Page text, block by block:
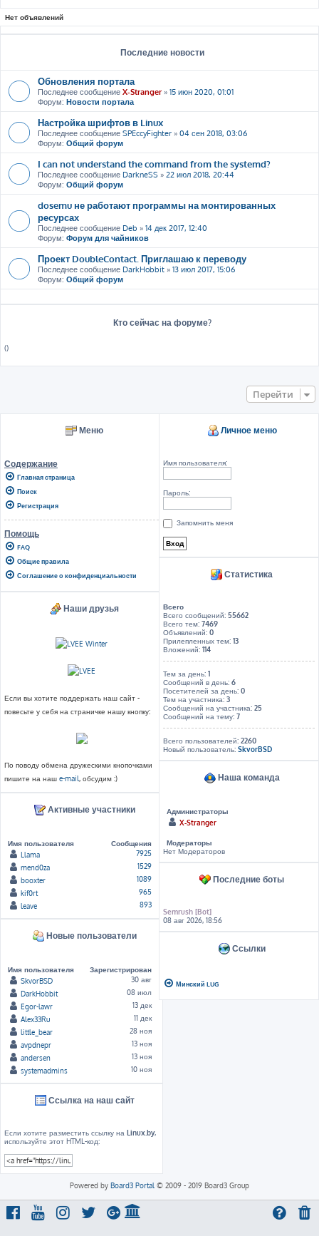
Нет объявлений
Последние новости
Обновления портала
Последнее сообщение X-Stranger» 15 июн 2020, 01:01
Форум: Новости портала
Настройка шрифтов в Linux
Последнее сообщение SPEccyFighter » 04 сен 2018, 03:06
Форум: Общий форум
I can not understand the command from the systemd?
Последнее сообщение DarkneSS » 22 июл 2018, 20:44
Форум: Общий форум
dosemu не работают программы на монтированных
ресурсах
Последнее сообщение Deb » 14 дек 2017, 12:40
Форум: Форум для чайников
Проект DoubleContact. Приглашаю к переводу
Последнее сообщение DarkHobbit » 13 июл 2017, 15:06
Форум: Общий форум
Кто сейчас на форуме?
()
Перейти
Меню
Содержание
Главная страница
Поиск
Регистрация
Помощь
FAQ
Общие правила
Соглашение о конфиденциальности
Наши друзья
Если вы хотите поддержать наш сайт -
повесьте у себя на страничке нашу кнопку:
По поводу обмена дружескими кнопочками
пишите на наш e-mail, обсудим :)
Активные участники
Имя пользователя
Сообщения
Llama
7925
mend0za
1529
booxter
1089
kif0rt
965
leave
893
Новые пользователи
Имя пользователя
Зарегистрирован
SkvorBSD
30 авг
DarkHobbit
08 июл
Egor-lawr
13 дек
Alex33Ru
11 дек
little_bear
28 ноя
avpdnepr
13 ноя
andersen
13 ноя
systemadmins
10 ноя
Ссылка на наш сайт
Если хотите разместить ссылку на Linux.by,
используйте этот HTML-код:
Личное меню
Имя пользователя:
Пароль:
Запомнить меня
Статистика
Всего
Всего сообщений:55662
Всего тем:7469
Объявлений:0
Прилепленных тем:13
Вложений:114
Тем за день:1
Сообщений в день:6
Посетителей за день:0
Тем на участника:3
Сообщений на участника:25
Сообщений на тему:7
Всего пользователей:2260
Новый пользователь:SkvorBSD
Наша команда
Администраторы
X-Stranger
Модераторы
Нет Модераторов
Последние боты
Semrush [Bot]
08 авг 2026, 18:56
Ссылки
Минский LUG
Powered by Board3 Portal © 2009 - 2019 Board3 Group